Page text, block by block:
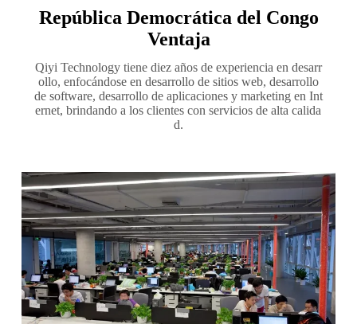
República Democrática del Congo
Ventaja
Qiyi Technology tiene diez años de experiencia en desarr
ollo, enfocándose en desarrollo de sitios web, desarrollo
de software, desarrollo de aplicaciones y marketing en Int
ernet, brindando a los clientes con servicios de alta calida
d.